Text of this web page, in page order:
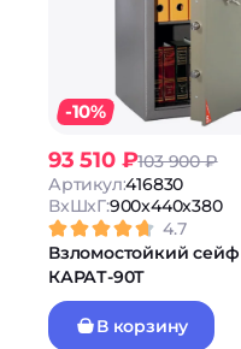
-10%
93 510 ₽103 900 ₽
Артикул:416830
ВxШxГ:900x440x380
4.7
Взломостойкий сейф
КАРАТ-90Т
В корзину